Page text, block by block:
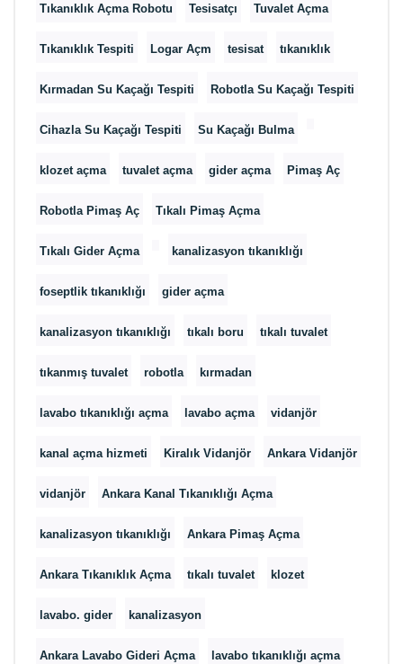
Tıkanıklık Açma Robotu Tesisatçı Tuvalet Açma
Tıkanıklık Tespiti Logar Açm tesisat tıkanıklık
Kırmadan Su Kaçağı Tespiti Robotla Su Kaçağı Tespiti
Cihazla Su Kaçağı Tespiti Su Kaçağı Bulma
klozet açma tuvalet açma gider açma Pimaş Aç
Robotla Pimaş Aç Tıkalı Pimaş Açma
Tıkalı Gider Açma kanalizasyon tıkanıklığı
foseptlik tıkanıklığı gider açma
kanalizasyon tıkanıklığı tıkalı boru tıkalı tuvalet
tıkanmış tuvalet robotla kırmadan
lavabo tıkanıklığı açma lavabo açma vidanjör
kanal açma hizmeti Kiralık Vidanjör Ankara Vidanjör
vidanjör Ankara Kanal Tıkanıklığı Açma
kanalizasyon tıkanıklığı Ankara Pimaş Açma
Ankara Tıkanıklık Açma tıkalı tuvalet klozet
lavabo. gider kanalizasyon
Ankara Lavabo Gideri Açma lavabo tıkanıklığı açma